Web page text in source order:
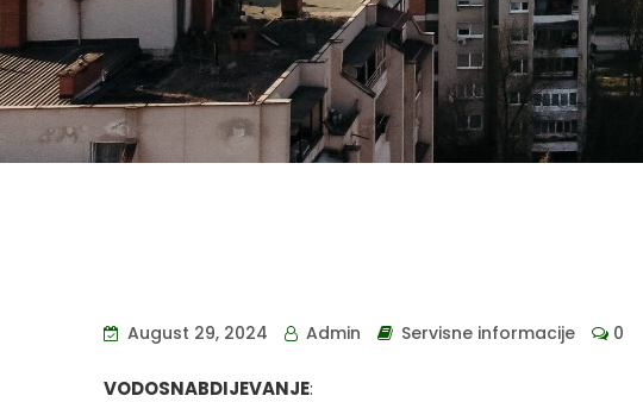
August 29, 2024 Admin Servisne informacije 0
VODOSNABDIJEVANJE: